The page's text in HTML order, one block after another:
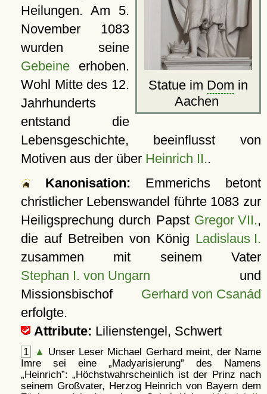
Statue im Dom in
Aachen
Heilungen. Am 5.
November 1083
wurden seine
Gebeineerhoben.
Wohl Mitte des 12.
Jahrhunderts
entstand die
Lebensgeschichte, beeinflusst von
Motiven aus der über Heinrich II..
Kanonisation: Emmerichs betont
christlicher Lebenswandel führte 1083 zur
Heiligsprechung durch Papst Gregor VII.,
die auf Betreiben von König Ladislaus I.
zusammen mit seinem Vater
Stephan I. von Ungarn und
Missionsbischof Gerhard von Csanád
erfolgte.
Attribute: Lilienstengel, Schwert
1 ▲
Unser Leser Michael Gerhard meint, der Name
Imre sei eine
Madyarisierung
des Namens
Heinrich : Höchstwahrscheinlich ist der Prinz nach
seinem Großvater, Herzog Heinrich von Bayern dem